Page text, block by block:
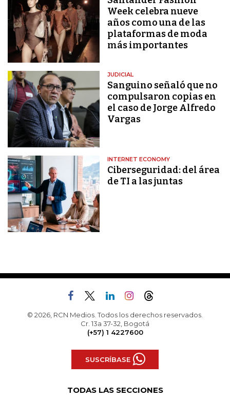
Week celebra nueve
años como una de las
plataformas de moda
más importantes
JUDICIAL
Sanguino señaló que no
compulsaron copias en
el caso de Jorge Alfredo
Vargas
INTERNET ECONOMY
Ciberseguridad: del área
de TI a las juntas
© 2026, RCN Medios. Todos los derechos reservados.
Cr. 13a 37-32, Bogotá
(+57) 1 4227600
SUSCRÍBASE
TODAS LAS SECCIONES